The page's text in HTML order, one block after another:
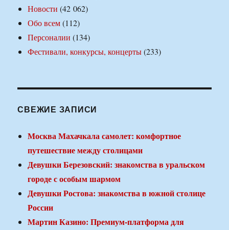
Новости (42 062)
Обо всем(112)
Персоналии (134)
Фестивали, конкурсы, концерты(233)
СВЕЖИЕ ЗАПИСИ
Москва Махачкала самолет: комфортное
путешествие между столицами
Девушки Березовский: знакомства в уральском
городе с особым шармом
Девушки Ростова: знакомства в южной столице
России
Мартин Казино: Премиум-платформа для